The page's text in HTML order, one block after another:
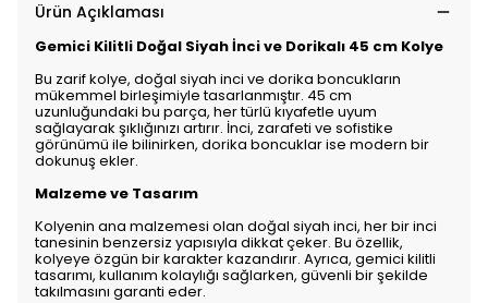
Ürün Açıklaması
Gemici Kilitli Doğal Siyah İnci ve Dorikalı 45 cm Kolye
Bu zarif kolye, doğal siyah inci ve dorika boncukların
mükemmel birleşimiyle tasarlanmıştır. 45 cm
uzunluğundaki bu parça, her türlü kıyafetle uyum
sağlayarak şıklığınızı artırır. İnci, zarafeti ve sofistike
görünümü ile bilinirken, dorika boncuklar ise modern bir
dokunuş ekler.
Malzeme ve Tasarım
Kolyenin ana malzemesi olan doğal siyah inci, her bir inci
tanesinin benzersiz yapısıyla dikkat çeker. Bu özellik,
kolyeye özgün bir karakter kazandırır. Ayrıca, gemici kilitli
tasarımı, kullanım kolaylığı sağlarken, güvenli bir şekilde
takılmasını garanti eder.